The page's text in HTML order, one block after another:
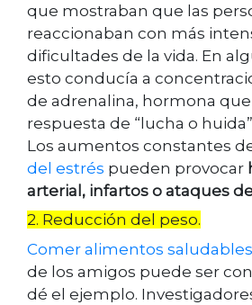
que mostraban que las
reaccionaban con más
dificultades de la vida. En
esto conducía a
de adrenalina, hormona
respuesta de “lucha o
Los aumentos constantes
del estrés pueden provocar
arterial, infartos o ataques
2. Reducción del peso.
Comer alimentos saludables
de los amigos puede ser
dé el ejemplo.